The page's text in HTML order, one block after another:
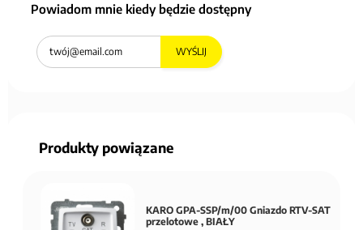
Powiadom mnie kiedy będzie dostępny
WYŚLIJ
Produkty powiązane
KARO GPA-SSP/m/00 Gniazdo RTV-SAT
przelotowe , BIAŁY